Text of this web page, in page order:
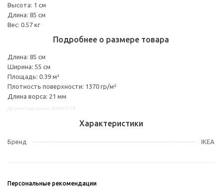
Высота: 1 см
Длина: 85 см
Вес: 0.57 кг
Подробнее о размере товара
Длина: 85 см
Ширина: 55 см
Площадь: 0.39 м²
Плотность поверхности: 1370 гр/м²
Длина ворса: 21 мм
Характеристики
Бренд IKEA
Персональные рекомендации